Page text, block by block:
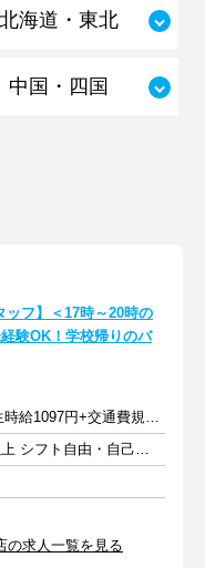
北海道・東北
中国・四国
ッフ】＜17時～20時の
験OK！学校帰りのバ
一般時給1150円／学生時給1097円+交通費規定支給
週2日以上 1日3時間以上 シフト自由・自己申告
の求人一覧を見る